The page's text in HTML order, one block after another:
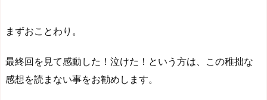
まずおことわり。
最終回を見て感動した！泣けた！という方は、この稚拙な
感想を読まない事をお勧めします。